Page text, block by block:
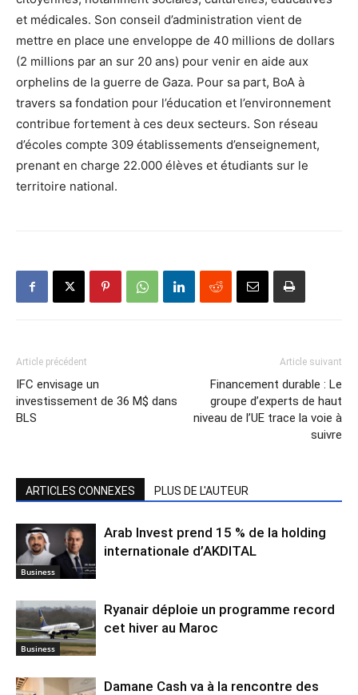
et médicales. Son conseil d’administration vient de
mettre en place une enveloppe de 40 millions de dollars
(2 millions par an sur 20 ans) pour venir en aide aux
orphelins de la guerre de Gaza. Pour sa part, BoA à
travers sa fondation pour l’éducation et l’environnement
contribue fortement à ces deux secteurs. Son réseau
d’écoles compte 309 établissements d’enseignement,
prenant en charge 22.000 élèves et étudiants sur le
territoire national.
Article précédent
IFC envisage un
investissement de 36 M$ dans
BLS
Article suivant
Financement durable : Le
groupe d’experts de haut
niveau de l’UE trace la voie à
suivre
ARTICLES CONNEXES PLUS DE L'AUTEUR
Business
Arab Invest prend 15 % de la holding
internationale d’AKDITAL
Business
Ryanair déploie un programme record
cet hiver au Maroc
Damane Cash va à la rencontre des